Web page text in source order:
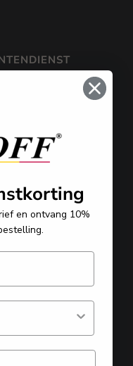
voorwaarden
en levering
en ontvang 10%